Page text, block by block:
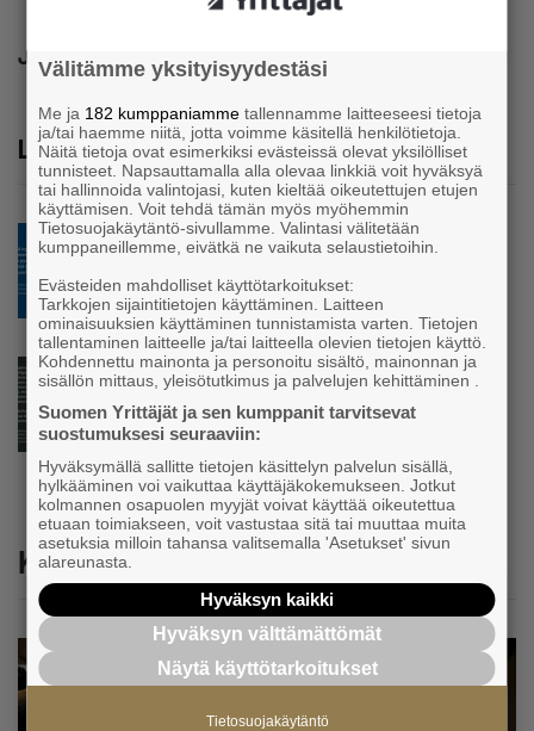
Jaa
Lue lisää
Blogi
Blogi
Yrityskylä kasvattaa alueen tulevaisuuden
tekijöitä
Katso myös
Välitämme yksityisyydestäsi
Me ja 182 kumppaniamme tallennamme laitteeseesi tietoja
ja/tai haemme niitä, jotta voimme käsitellä henkilötietoja.
Näitä tietoja ovat esimerkiksi evästeissä olevat yksilölliset
tunnisteet. Napsauttamalla alla olevaa linkkiä voit hyväksyä
tai hallinnoida valintojasi, kuten kieltää oikeutettujen etujen
käyttämisen. Voit tehdä tämän myös myöhemmin
Tietosuojakäytäntö-sivullamme. Valintasi välitetään
kumppaneillemme, eivätkä ne vaikuta selaustietoihin.
Evästeiden mahdolliset käyttötarkoitukset:
Tarkkojen sijaintitietojen käyttäminen. Laitteen
ominaisuuksien käyttäminen tunnistamista varten. Tietojen
tallentaminen laitteelle ja/tai laitteella olevien tietojen käyttö.
Kohdennettu mainonta ja personoitu sisältö, mainonnan ja
sisällön mittaus, yleisötutkimus ja palvelujen kehittäminen .
Suomen Yrittäjät ja sen kumppanit tarvitsevat
suostumuksesi seuraaviin:
Hyväksymällä sallitte tietojen käsittelyn palvelun sisällä,
hylkääminen voi vaikuttaa käyttäjäkokemukseen. Jotkut
kolmannen osapuolen myyjät voivat käyttää oikeutettua
etuaan toimiakseen, voit vastustaa sitä tai muuttaa muita
asetuksia milloin tahansa valitsemalla 'Asetukset' sivun
alareunasta.
Hyväksyn kaikki
Hyväksyn välttämättömät
Näytä käyttötarkoitukset
Tietosuojakäytäntö